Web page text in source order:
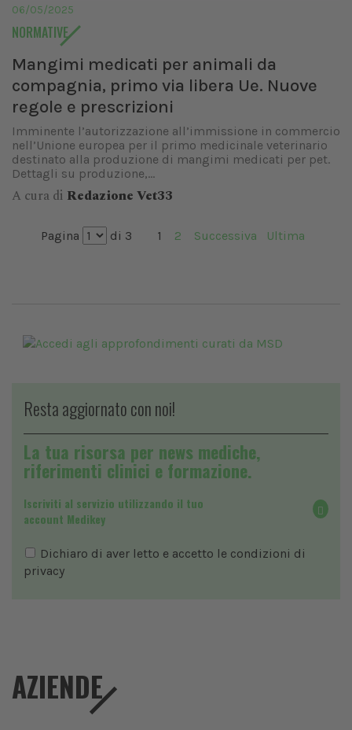
06/05/2025
NORMATIVE
Mangimi medicati per animali da
compagnia, primo via libera Ue. Nuove
regole e prescrizioni
Imminente l’autorizzazione all’immissione in commercio
nell’Unione europea per il primo medicinale veterinario
destinato alla produzione di mangimi medicati per pet.
Dettagli su produzione,...
A cura di Redazione Vet33
Pagina di 3 1 2 Successiva Ultima
Resta aggiornato con noi!
La tua risorsa per news mediche,
riferimenti clinici e formazione.
Iscriviti al servizio utilizzando il tuo
account Medikey
Dichiaro di aver letto e accetto le condizioni di
privacy
AZIENDE